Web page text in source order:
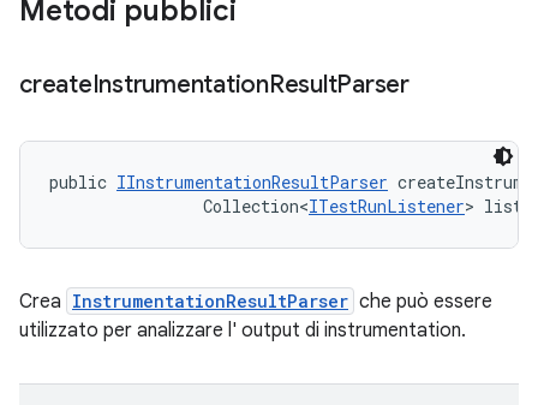
Metodi pubblici
createInstrumentationResultParser
public IInstrumentationResultParser
                Collection<
ITestRunListener>
Crea InstrumentationResultParser che può essere
utilizzato per analizzare l' output di instrumentation.